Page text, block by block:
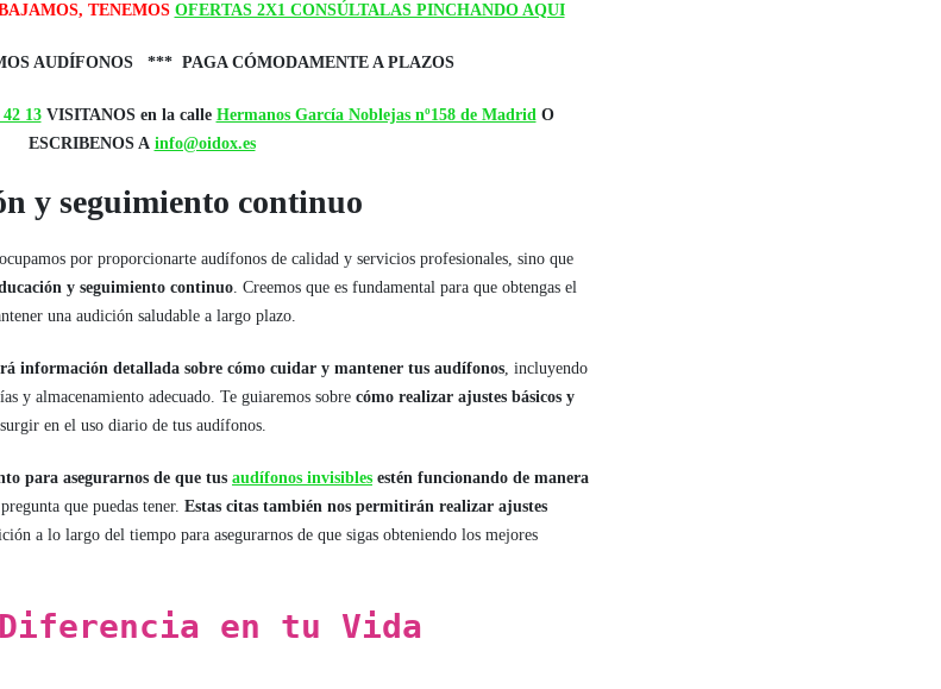
TENEMOS OFERTAS 2X1 CONSÚLTALAS PINCHANDO AQUI
AUDÍFONOS *** PAGA CÓMODAMENTE A PLAZOS
13VISITANOS en la calle Hermanos García Noblejas nº158 de MadridO
ESCRIBENOS A info@oidox.es
y seguimiento continuo
por proporcionarte audífonos de calidad y servicios profesionales, sino que
y seguimiento continuo. Creemos que es fundamental para que obtengas el
una audición saludable a largo plazo.
información detallada sobre cómo cuidar y mantener tus audífonos, incluyendo
y almacenamiento adecuado. Te guiaremos sobre cómo realizar ajustes básicos y
en el uso diario de tus audífonos.
para asegurarnos de que tus audífonos invisibles estén funcionando de manera
que puedas tener. Estas citas también nos permitirán realizar ajustes
a lo largo del tiempo para asegurarnos de que sigas obteniendo los mejores
en tu Vida